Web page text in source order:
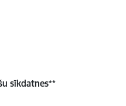
sīkdatnes**